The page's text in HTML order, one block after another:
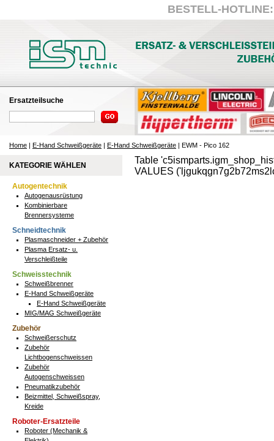
BESTELL-
Ersatzteilsuche
Home | E-Hand Schweißgeräte | E-Hand Schweißgeräte | EWM - Pico 162
KATEGORIE WÄHLEN
Autogentechnik
Autogenausrüstung
Kombinierbare
Brennersysteme
Schneidtechnik
Plasmaschneider + Zubehör
Plasma Ersatz- u.
Verschleißteile
Schweisstechnik
Schweißbrenner
E-Hand Schweißgeräte
E-Hand Schweißgeräte
MIG/MAG Schweißgeräte
Zubehör
Schweißerschutz
Zubehör
Lichtbogenschweissen
Zubehör
Autogenschweissen
Pneumatikzubehör
Beizmittel, Schweißspray,
Kreide
Roboter-Ersatzteile
Roboter (Mechanik &
Table
VALUES